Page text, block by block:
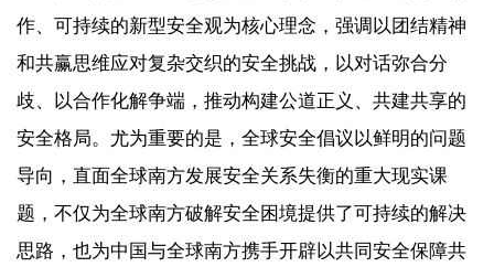
作、可持续的新型安全观为核心理念，强调以团结精神
和共赢思维应对复杂交织的安全挑战，以对话弥合分
歧、以合作化解争端，推动构建公道正义、共建共享的
安全格局。尤为重要的是，全球安全倡议以鲜明的问题
导向，直面全球南方发展安全关系失衡的重大现实课
题，不仅为全球南方破解安全困境提供了可持续的解决
思路，也为中国与全球南方携手开辟以共同安全保障共